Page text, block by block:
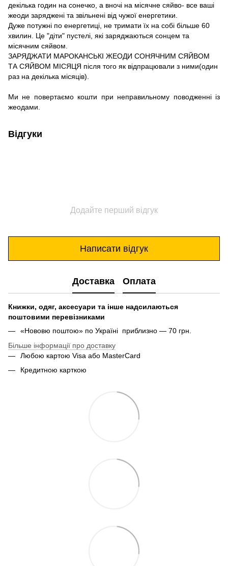
декілька годин на сонечко, а вночі на місячне сяйво- все ваші
жеоди заряджені та звільнені від чужої енергетики.
Дуже потужні по енергетиці, не тримати їх на собі більше 60
хвилин. Це "діти" пустелі, які заряджаються сонцем та
місячним сяйвом.
ЗАРЯДЖАТИ МАРОКАНСЬКІ ЖЕОДИ СОНЯЧНИМ СЯЙВОМ
ТА СЯЙВОМ МІСЯЦЯ після того як відпрацювали з ними(один
раз на декілька місяців).
Ми не повертаємо кошти при неправильному поводженні із
жеодами.
Відгуки
Додайте перший відгук
Написати відгук
Доставка Оплата
Книжки, одяг, аксесуари та інше надсилаються
поштовими перевізниками
«Нововю поштою» по Україні приблизно — 70 грн.
Більше інформації про доставку
Любою картою Visa або MasterCard
Кредитною карткою